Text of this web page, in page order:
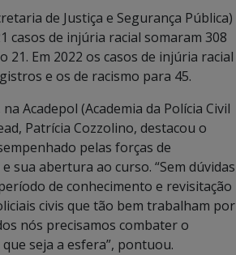
de Justiça e Segurança Pública)
casos de injúria racial somaram 308
21. Em 2022 os casos de injúria racial
e os de racismo para 45.
Acadepol (Academia da Polícia Civil
Patrícia Cozzolino, destacou o
pelas forças de
sua abertura ao curso. “Sem dúvidas
de conhecimento e revisitação
civis que tão bem trabalham por
nós precisamos combater o
seja a esfera”, pontuou.